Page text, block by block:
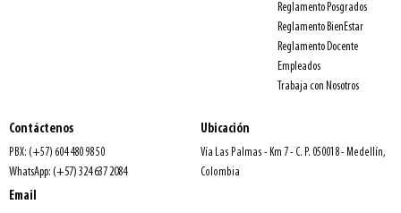
Reglamento Posgrados
Reglamento BienEstar
Reglamento Docente
Empleados
Trabaja con Nosotros
Contáctenos
PBX: (+57) 604 480 98 50
WhatsApp: (+57) 324 637 2084
Email
Ubicación
Vía Las Palmas - Km 7 - C. P. 050018 - Medellín,
Colombia